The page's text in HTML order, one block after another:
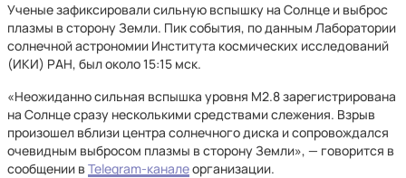
Ученые зафиксировали сильную вспышку на Солнце и выброс
плазмы в сторону Земли. Пик события, по данным Лаборатории
солнечной астрономии Института космических исследований
(ИКИ) РАН, был около 15:15 мск.
«Неожиданно сильная вспышка уровня M2.8 зарегистрирована
на Солнце сразу несколькими средствами слежения. Взрыв
произошел вблизи центра солнечного диска и сопровождался
очевидным выбросом плазмы в сторону Земли», — говорится в
сообщении в Telegram-каналеорганизации.